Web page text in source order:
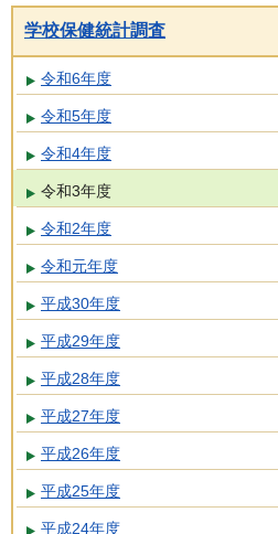
学校保健統計調査
令和6年度
令和5年度
令和4年度
令和3年度
令和2年度
令和元年度
平成30年度
平成29年度
平成28年度
平成27年度
平成26年度
平成25年度
平成24年度